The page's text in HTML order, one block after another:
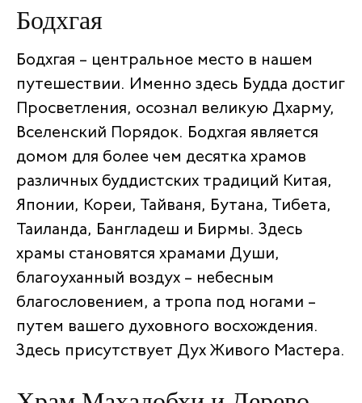
Бодхгая
Бодхгая – центральное место в нашем
путешествии. Именно здесь Будда достиг
Просветления, осознал великую Дхарму,
Вселенский Порядок. Бодхгая является
домом для более чем десятка храмов
различных буддистских традиций Китая,
Японии, Кореи, Тайваня, Бутана, Тибета,
Таиланда, Бангладеш и Бирмы. Здесь
храмы становятся храмами Души,
благоуханный воздух – небесным
благословением, а тропа под ногами –
путем вашего духовного восхождения.
Здесь присутствует Дух Живого Мастера.